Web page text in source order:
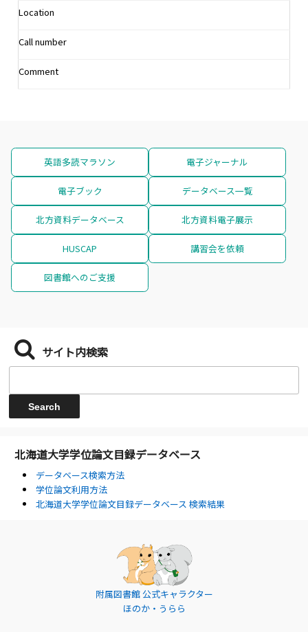
Location
Call number
Comment
英語多読マラソン 電子ジャーナル
電子ブック データベース一覧
北方資料データベース 北方資料電子展示
HUSCAP 講習会を依頼
図書館へのご支援
サイト内検索
北海道大学学位論文目録データベース
データベース検索方法
学位論文利用方法
北海道大学学位論文目録データベース 検索結果
附属図書館 公式キャラクター
ほのか・うらら